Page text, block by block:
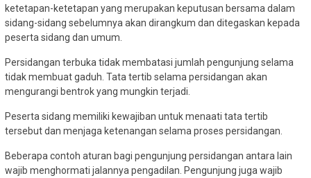
ketetapan-ketetapan yang merupakan keputusan bersama dalam
sidang-sidang sebelumnya akan dirangkum dan ditegaskan kepada
peserta sidang dan umum.
Persidangan terbuka tidak membatasi jumlah pengunjung selama
tidak membuat gaduh. Tata tertib selama persidangan akan
mengurangi bentrok yang mungkin terjadi.
Peserta sidang memiliki kewajiban untuk menaati tata tertib
tersebut dan menjaga ketenangan selama proses persidangan.
Beberapa contoh aturan bagi pengunjung persidangan antara lain
wajib menghormati jalannya pengadilan. Pengunjung juga wajib